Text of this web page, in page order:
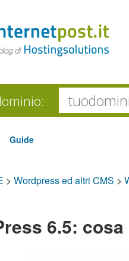
Guide
> Wordpress ed altri CMS >
6.5: